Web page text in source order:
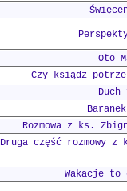
Oto
Czy ksiądz
Rozmowa z ks.
Druga część rozmowy z
Wakacje to